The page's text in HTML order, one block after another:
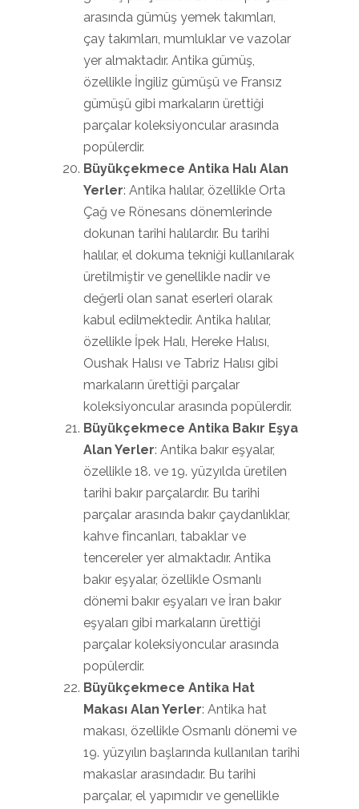
arasında gümüş yemek takımları,
çay takımları, mumluklar ve vazolar
yer almaktadır. Antika gümüş,
özellikle İngiliz gümüşü ve Fransız
gümüşü gibi markaların ürettiği
parçalar koleksiyoncular arasında
popülerdir.
Büyükçekmece Antika Halı Alan
Yerler: Antika halılar, özellikle Orta
Çağ ve Rönesans dönemlerinde
dokunan tarihi halılardır. Bu tarihi
halılar, el dokuma tekniği kullanılarak
üretilmiştir ve genellikle nadir ve
değerli olan sanat eserleri olarak
kabul edilmektedir. Antika halılar,
özellikle İpek Halı, Hereke Halısı,
Oushak Halısı ve Tabriz Halısı gibi
markaların ürettiği parçalar
koleksiyoncular arasında popülerdir.
Büyükçekmece Antika Bakır Eşya
Alan Yerler: Antika bakır eşyalar,
özellikle 18. ve 19. yüzyılda üretilen
tarihi bakır parçalardır. Bu tarihi
parçalar arasında bakır çaydanlıklar,
kahve fincanları, tabaklar ve
tencereler yer almaktadır. Antika
bakır eşyalar, özellikle Osmanlı
dönemi bakır eşyaları ve İran bakır
eşyaları gibi markaların ürettiği
parçalar koleksiyoncular arasında
popülerdir.
Büyükçekmece Antika Hat
Makası Alan Yerler: Antika hat
makası, özellikle Osmanlı dönemi ve
19. yüzyılın başlarında kullanılan tarihi
makaslar arasındadır. Bu tarihi
parçalar, el yapımıdır ve genellikle